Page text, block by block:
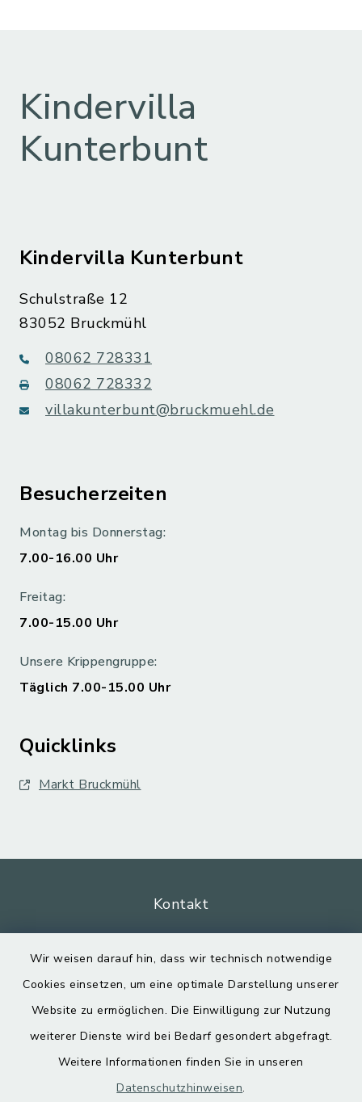
Wir weisen darauf hin, dass wir technisch notwendige
Cookies einsetzen, um eine optimale Darstellung unserer
Website zu ermöglichen. Die Einwilligung zur Nutzung
weiterer Dienste wird bei Bedarf gesondert abgefragt.
Weitere Informationen finden Sie in unseren
Datenschutzhinweisen.
Kindervilla
Kunterbunt
Kindervilla Kunterbunt
Schulstraße 12
83052 Bruckmühl
08062 728331
08062 728332
villakunterbunt@bruckmuehl.de
Besucherzeiten
Montag bis Donnerstag:
7.00-16.00 Uhr
Freitag:
7.00-15.00 Uhr
Unsere Krippengruppe:
Täglich 7.00-15.00 Uhr
Quicklinks
Markt Bruckmühl
Kontakt
Datenschutz
Impressum
Sitemap